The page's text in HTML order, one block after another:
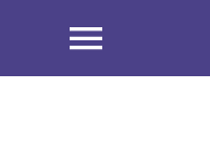
Toggle